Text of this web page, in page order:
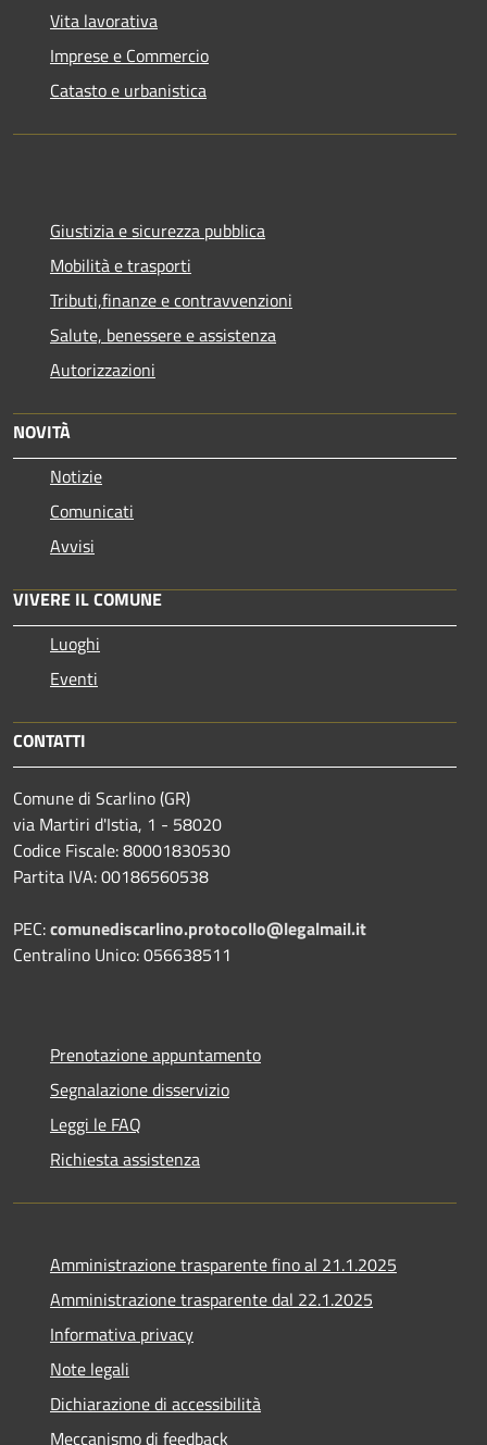
Vita lavorativa
Imprese e Commercio
Catasto e urbanistica
Giustizia e sicurezza pubblica
Mobilità e trasporti
Tributi,finanze e contravvenzioni
Salute, benessere e assistenza
Autorizzazioni
NOVITÀ
Notizie
Comunicati
Avvisi
VIVERE IL COMUNE
Luoghi
Eventi
CONTATTI
Comune di Scarlino (GR)
via Martiri d'Istia, 1 - 58020
Codice Fiscale: 80001830530
Partita IVA: 00186560538
PEC:comunediscarlino.protocollo@legalmail.it
Centralino Unico: 056638511
Prenotazione appuntamento
Segnalazione disservizio
Leggi le FAQ
Richiesta assistenza
Amministrazione trasparente fino al 21.1.2025
Amministrazione trasparente dal 22.1.2025
Informativa privacy
Note legali
Dichiarazione di accessibilità
Meccanismo di feedback